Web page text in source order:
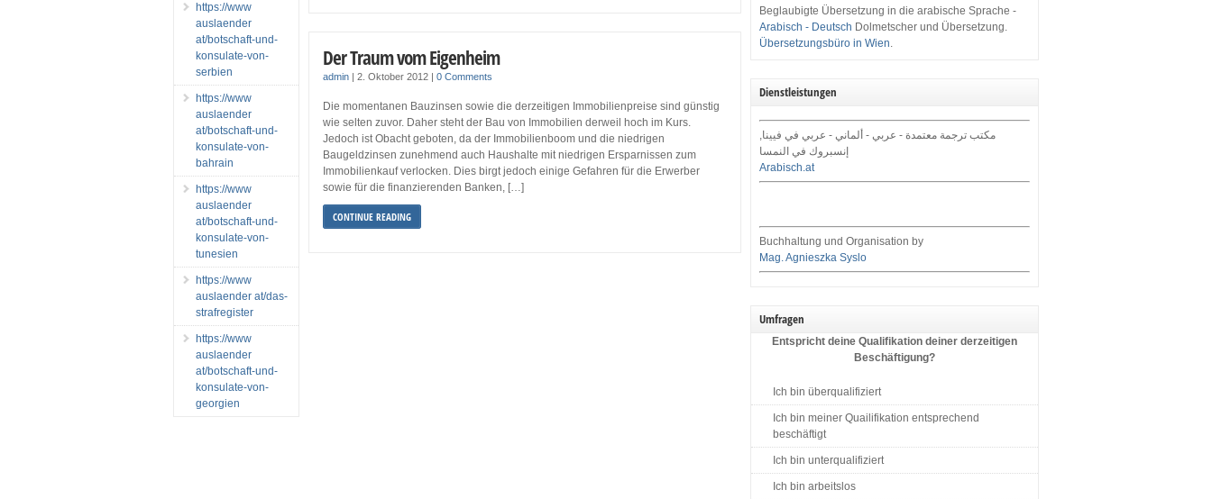
Der Traum vom Eigenheim
admin |2. Oktober 2012 |0 Comments
Die momentanen Bauzinsen sowie die derzeitigen Immobilienpreise sind günstig
wie selten zuvor. Daher steht der Bau von Immobilien derweil hoch im Kurs.
Jedoch ist Obacht geboten, da der Immobilienboom und die niedrigen
Baugeldzinsen zunehmend auch Haushalte mit niedrigen Ersparnissen zum
Immobilienkauf verlocken. Dies birgt jedoch einige Gefahren für die Erwerber
sowie für die finanzierenden Banken, […]
CONTINUE READING
https://www
auslaender
at/botschaft-und-
konsulate-von-
serbien
https://www
auslaender
at/botschaft-und-
konsulate-von-
bahrain
https://www
auslaender
at/botschaft-und-
konsulate-von-
tunesien
https://www
auslaender at/das-
strafregister
https://www
auslaender
at/botschaft-und-
konsulate-von-
georgien
Beglaubigte Übersetzung in die arabische Sprache -
Arabisch - Deutsch Dolmetscher und Übersetzung.
Übersetzungsbüro in Wien.
Dienstleistungen
مكتب ترجمة معتمدة - عربي - ألماني - عربي في فيينا,
إنسبروك في النمسا
Arabisch.at
Buchhaltung und Organisation by
Mag. Agnieszka Syslo
Umfragen
Entspricht deine Qualifikation deiner derzeitigen
Beschäftigung?
Ich bin überqualifiziert
Ich bin meiner Quailifikation entsprechend
beschäftigt
Ich bin unterqualifiziert
Ich bin arbeitslos